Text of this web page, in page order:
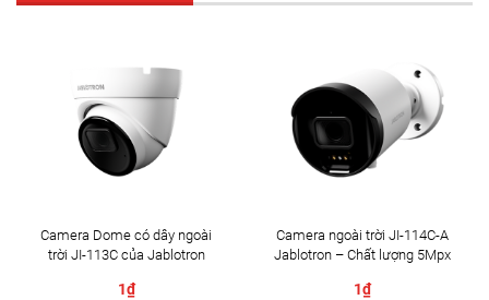
Camera Dome có dây ngoài
trời JI-113C của Jablotron
1₫
Camera ngoài trời JI-114C-A
Jablotron – Chất lượng 5Mpx
1₫